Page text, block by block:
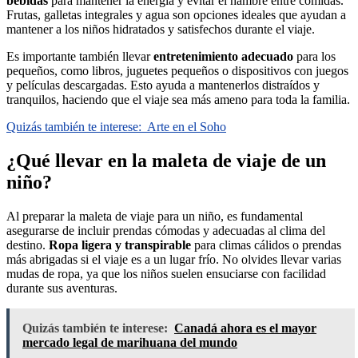
Frutas, galletas integrales y agua son opciones ideales que ayudan a
mantener a los niños hidratados y satisfechos durante el viaje.
Es importante también llevarentretenimiento adecuado para los
pequeños, como libros, juguetes pequeños o dispositivos con juegos
y películas descargadas. Esto ayuda a mantenerlos distraídos y
tranquilos, haciendo que el viaje sea más ameno para toda la familia.
Quizás también te interese: Arte en el Soho
¿Qué llevar en la maleta de viaje de un
niño?
Al preparar la maleta de viaje para un niño, es fundamental
asegurarse de incluir prendas cómodas y adecuadas al clima del
destino. Ropa ligera y transpirable para climas cálidos o prendas
más abrigadas si el viaje es a un lugar frío. No olvides llevar varias
mudas de ropa, ya que los niños suelen ensuciarse con facilidad
durante sus aventuras.
Quizás también te interese: Canadá ahora es el mayor
mercado legal de marihuana del mundo